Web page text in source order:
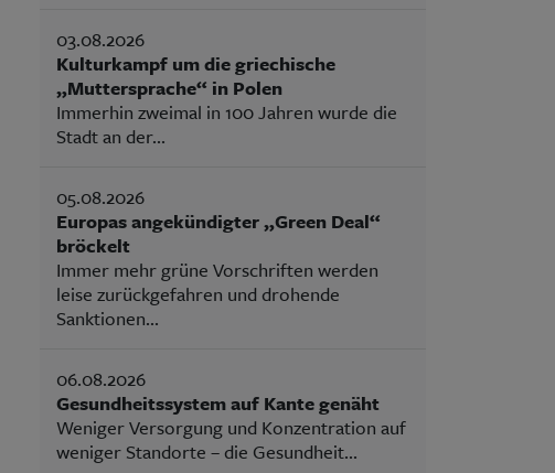
03.08.2026
Kulturkampf um die griechische
„Muttersprache“ in Polen
Immerhin zweimal in 100 Jahren wurde die
Stadt an der...
05.08.2026
Europas angekündigter „Green Deal“
bröckelt
Immer mehr grüne Vorschriften werden
leise zurückgefahren und drohende
Sanktionen...
06.08.2026
Gesundheitssystem auf Kante genäht
Weniger Versorgung und Konzentration auf
weniger Standorte – die Gesundheit...